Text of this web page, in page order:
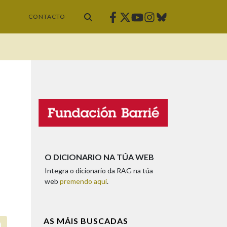
CONTACTO Facebook
Twitter
Youtube
Instagram
Bluesky
O DICIONARIO NA TÚA WEB
Integra o dicionario da RAG na túa
web premendo aquí.
AS MÁIS BUSCADAS